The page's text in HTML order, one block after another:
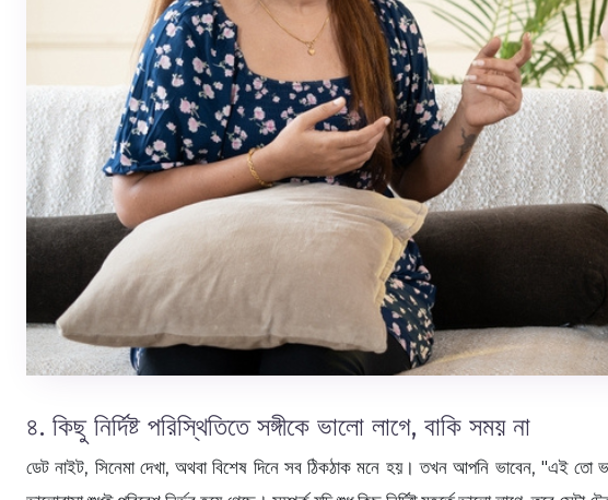
৪. কিছু নির্দিষ্ট পরিস্থিতিতে সঙ্গীকে ভালো লাগে, বাকি সময় না
ডেট নাইট, সিনেমা দেখা, অথবা বিশেষ দিনে সব ঠিকঠাক মনে হয়। তখন আপনি ভাবেন, "এই তো